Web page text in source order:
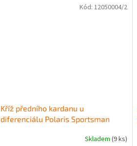
Kříž předního kardanu u
diferenciálu Polaris Sportsman
Skladem (9 ks)
Kód: 12050004/2